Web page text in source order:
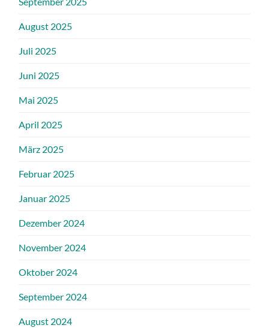
August 2025
Juli 2025
Juni 2025
Mai 2025
April 2025
März 2025
Februar 2025
Januar 2025
Dezember 2024
November 2024
Oktober 2024
September 2024
August 2024